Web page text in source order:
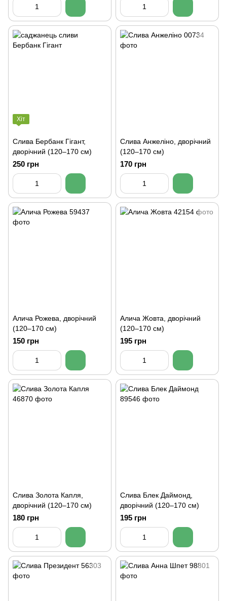
Хіт
Слива Бербанк Гігант,
дворічний (120–170 см)
250 грн
Слива Анжеліно, дворічний
(120–170 см)
170 грн
Алича Рожева, дворічний
(120–170 см)
150 грн
Алича Жовта, дворічний
(120–170 см)
195 грн
Слива Золота Капля,
дворічний (120–170 см)
180 грн
Слива Блек Даймонд,
дворічний (120–170 см)
195 грн